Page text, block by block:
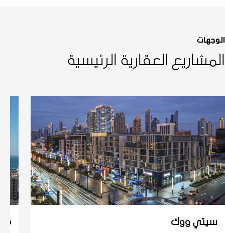
الوجهات
المشاريع العقارية الرئيسية
سيتي ووك